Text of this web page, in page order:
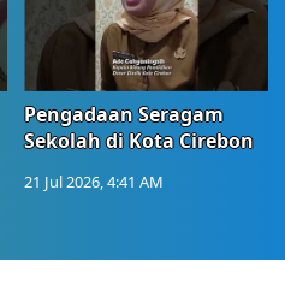
Pengadaan Seragam
Sekolah di Kota Cirebon
21 Jul 2026, 4:41 AM